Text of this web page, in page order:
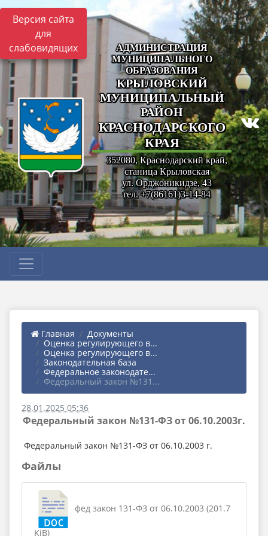
Версия сайта
для
слабовидящих
АДМИНИСТРАЦИЯ
МУНИЦИПАЛЬНОГО
ОБРАЗОВАНИЯ
КРЫЛОВСКИЙ
МУНИЦИПАЛЬНЫЙ
РАЙОН
КРАСНОДАРСКОГО
КРАЯ
352080, Краснодарский край,
станица Крыловская
ул. Орджоникидзе, 43
тел. +7(86161)3-14-84
Главная
Документы
Оценка регулирующего в...
Оценка регулирующего в...
Законодательная база
Федеральное законодате...
Федеральный закон №131...
28.01.2025 05:36
Федеральный закон №131-ФЗ от 06.10.2003г.
Федеральный закон №131-ФЗ от 06.10.2003 г.
Файлы
фед закон 131-ФЗ от 06.10.2003 (201.7
KiB)